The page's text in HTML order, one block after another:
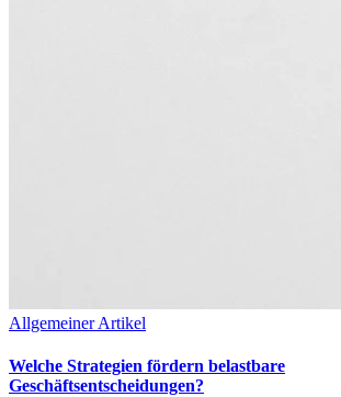
Allgemeiner Artikel
Welche Strategien fördern belastbare
Geschäftsentscheidungen?